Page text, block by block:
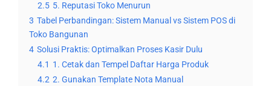
2.5 5. Reputasi Toko Menurun
3 Tabel Perbandingan: Sistem Manual vs Sistem POS di
Toko Bangunan
4 Solusi Praktis: Optimalkan Proses Kasir Dulu
4.1 1. Cetak dan Tempel Daftar Harga Produk
4.2 2. Gunakan Template Nota Manual